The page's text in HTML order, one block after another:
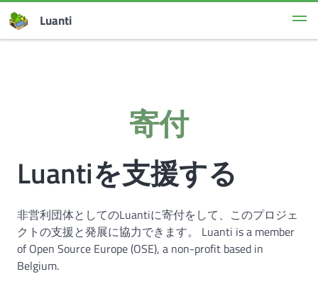
Luanti
寄付
Luantiを支援する
非営利団体としてのLuantiに寄付をして、このプロジェ
クトの支援と発展に協力できます。 Luanti is a member
of Open Source Europe (OSE), a non-profit based in
Belgium.